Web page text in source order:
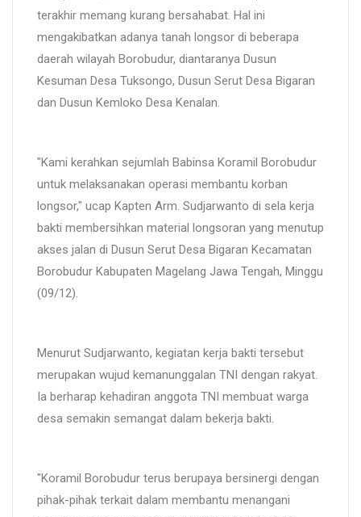
terakhir memang kurang bersahabat. Hal ini
mengakibatkan adanya tanah longsor di beberapa
daerah wilayah Borobudur, diantaranya Dusun
Kesuman Desa Tuksongo, Dusun Serut Desa Bigaran
dan Dusun Kemloko Desa Kenalan.
"Kami kerahkan sejumlah Babinsa Koramil Borobudur
untuk melaksanakan operasi membantu korban
longsor," ucap Kapten Arm. Sudjarwanto di sela kerja
bakti membersihkan material longsoran yang menutup
akses jalan di Dusun Serut Desa Bigaran Kecamatan
Borobudur Kabupaten Magelang Jawa Tengah, Minggu
(09/12).
Menurut Sudjarwanto, kegiatan kerja bakti tersebut
merupakan wujud kemanunggalan TNI dengan rakyat.
Ia berharap kehadiran anggota TNI membuat warga
desa semakin semangat dalam bekerja bakti.
"Koramil Borobudur terus berupaya bersinergi dengan
pihak-pihak terkait dalam membantu menangani